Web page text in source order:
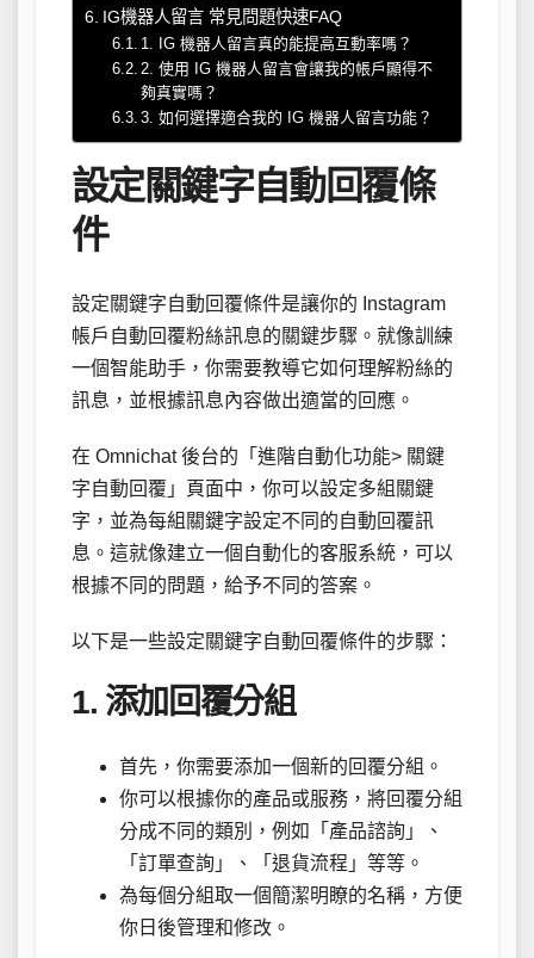
IG機器人留言 常見問題快速FAQ
1. IG 機器人留言真的能提高互動率嗎？
2. 使用 IG 機器人留言會讓我的帳戶顯得不
夠真實嗎？
3. 如何選擇適合我的 IG 機器人留言功能？
設定關鍵字自動回覆條
件
設定關鍵字自動回覆條件是讓你的 Instagram
帳戶自動回覆粉絲訊息的關鍵步驟。就像訓練
一個智能助手，你需要教導它如何理解粉絲的
訊息，並根據訊息內容做出適當的回應。
在 Omnichat 後台的「進階自動化功能> 關鍵
字自動回覆」頁面中，你可以設定多組關鍵
字，並為每組關鍵字設定不同的自動回覆訊
息。這就像建立一個自動化的客服系統，可以
根據不同的問題，給予不同的答案。
以下是一些設定關鍵字自動回覆條件的步驟：
1. 添加回覆分組
首先，你需要添加一個新的回覆分組。
你可以根據你的產品或服務，將回覆分組
分成不同的類別，例如「產品諮詢」、
「訂單查詢」、「退貨流程」等等。
為每個分組取一個簡潔明瞭的名稱，方便
你日後管理和修改。